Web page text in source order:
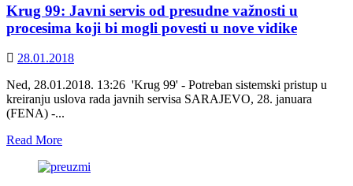
Krug 99: Javni servis od presudne važnosti u
procesima koji bi mogli povesti u nove vidike
28.01.2018
Ned, 28.01.2018. 13:26 'Krug 99' - Potreban sistemski pristup u
kreiranju uslova rada javnih servisa SARAJEVO, 28. januara
(FENA) -...
Read MoreRead
about